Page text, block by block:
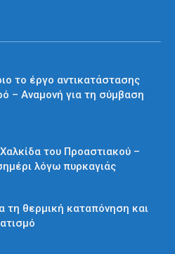
το έργο αντικατάστασης
– Αναμονή για τη σύμβαση
του Προαστιακού –
λόγω πυρκαγιάς
τη θερμική καταπόνηση και